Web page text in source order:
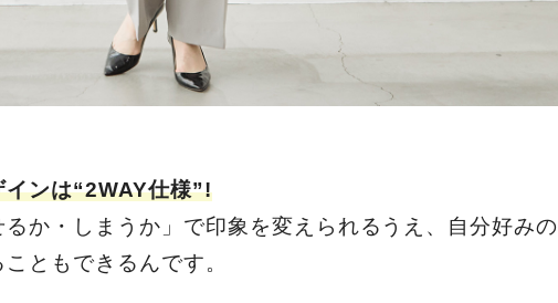
インは“2WAY仕様”!
か・しまうか」で印象を変えられるうえ、自分好みの
ともできるんです。